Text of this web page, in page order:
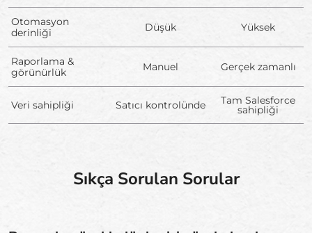
Otomasyon
derinliği
Düşük Yüksek
Raporlama &
görünürlük
Manuel Gerçek zamanlı
Veri sahipliği Satıcı kontrolünde Tam Salesforce
sahipliği
Sıkça Sorulan Sorular